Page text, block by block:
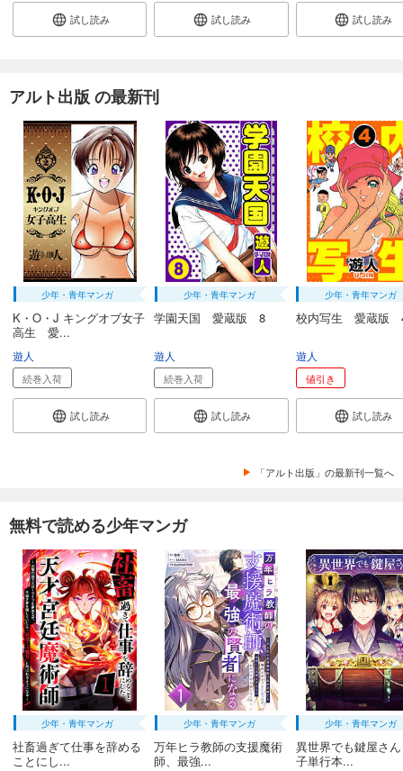
試し読み 試し読み 試し読み
アルト出版 の最新刊
少年・青年マンガ
K・O・J キングオブ女子
高生 愛...
遊人
続巻入荷
試し読み
少年・青年マンガ
学園天国 愛蔵版 8
遊人
続巻入荷
試し読み
少年・青年マンガ
校内写生 愛蔵版
遊人
値引き
試し読み
「アルト出版」の最新刊一覧へ
無料で読める少年マンガ
少年・青年マンガ
社畜過ぎて仕事を辞める
ことにし...
少年・青年マンガ
万年ヒラ教師の支援魔術
師、最強...
少年・青年マンガ
異世界でも鍵屋さ
子単行本...